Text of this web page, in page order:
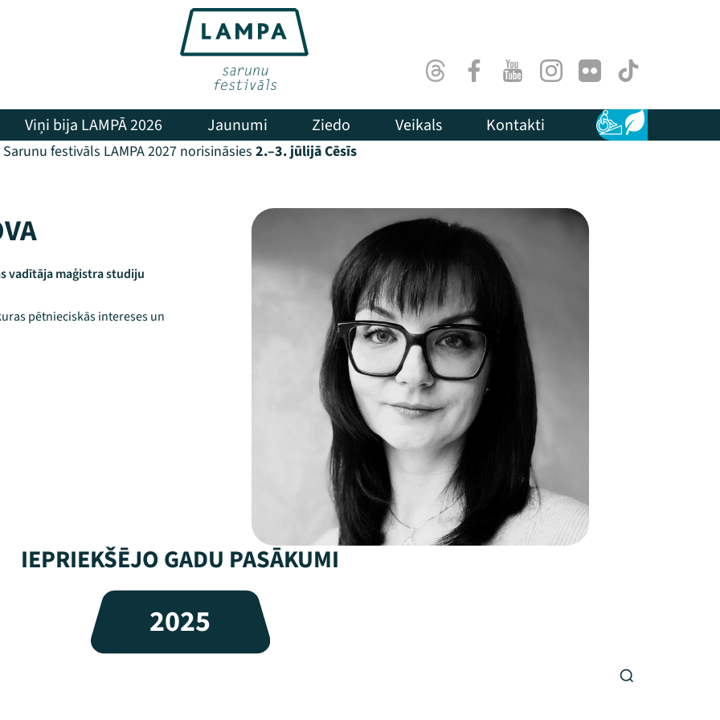
ThreadsFacebookYoutubeInstagram
Flick TikTok
Viņi bija LAMPĀ 2026 Jaunumi Ziedo Veikals Kontakti Pieejamība
Ilgtspēja
Sarunu festivāls LAMPA 2027 norisināsies 2.–3. jūlijā Cēsīs
vadītāja maģistra studiju
pētnieciskās intereses un
IEPRIEKŠĒJO GADU PASĀKUMI
2025